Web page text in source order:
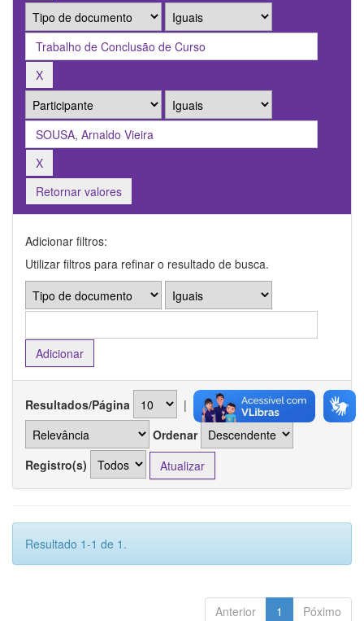
Retornar valores
Adicionar filtros:
Utilizar filtros para refinar o resultado de busca.
Resultados/Página |
Ordenar registros por
Ordenar
Registro(s)
Resultado 1-1 de 1.
Anterior 1 Póximo